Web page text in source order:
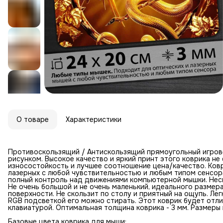
О товаре Характеристики
Противоскользящий / Антискользящий прямоугольный
рисунком. Высокое качество и яркий принт этого коврика
износостойкость и лучшее соотношение цена/качество.
лазерных с любой чувствительностью и любым типом
полный контроль над движениями компьютерной мышки.
Не очень большой и не очень маленький, идеального
поверхности. Не скользит по столу и приятный на ощупь.
RGB подсветкой его можно стирать. Этот коврик будет
клавиатурой. Оптимальная толщина коврика - 3 мм.